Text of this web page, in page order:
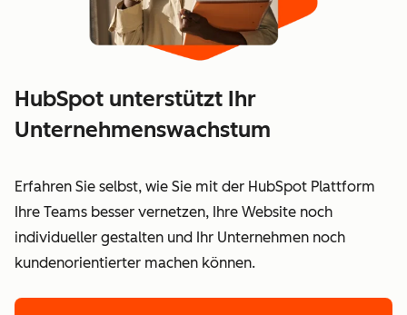
HubSpot unterstützt Ihr
Unternehmenswachstum
Erfahren Sie selbst, wie Sie mit der HubSpot Plattform
Ihre Teams besser vernetzen, Ihre Website noch
individueller gestalten und Ihr Unternehmen noch
kundenorientierter machen können.